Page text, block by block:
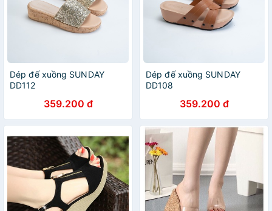
Dép đế xuồng SUNDAY
DD112
359.200 đ
Dép đế xuồng SUNDAY
DD108
359.200 đ